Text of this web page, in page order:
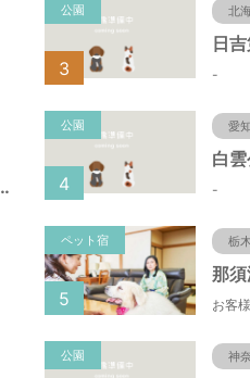
府豊中市）
公園 北
-
3
公園 愛
-
4
ペット宿 栃
5
公園 神